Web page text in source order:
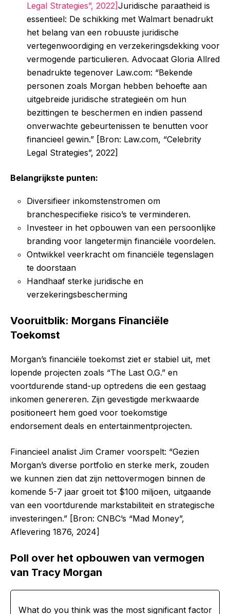
Legal Strategies”, 2022]Juridische paraatheid is
essentieel: De schikking met Walmart benadrukt
het belang van een robuuste juridische
vertegenwoordiging en verzekeringsdekking voor
vermogende particulieren. Advocaat Gloria Allred
benadrukte tegenover Law.com: “Bekende
personen zoals Morgan hebben behoefte aan
uitgebreide juridische strategieën om hun
bezittingen te beschermen en indien passend
onverwachte gebeurtenissen te benutten voor
financieel gewin.” [Bron: Law.com, “Celebrity
Legal Strategies”, 2022]
Belangrijkste punten:
Diversifieer inkomstenstromen om
branchespecifieke risico’s te verminderen.
Investeer in het opbouwen van een persoonlijke
branding voor langetermijn financiële voordelen.
Ontwikkel veerkracht om financiële tegenslagen
te doorstaan
Handhaaf sterke juridische en
verzekeringsbescherming
Vooruitblik: Morgans Financiële
Toekomst
Morgan’s financiële toekomst ziet er stabiel uit, met
lopende projecten zoals “The Last O.G.” en
voortdurende stand-up optredens die een gestaag
inkomen genereren. Zijn gevestigde merkwaarde
positioneert hem goed voor toekomstige
endorsement deals en entertainmentprojecten.
Financieel analist Jim Cramer voorspelt: “Gezien
Morgan’s diverse portfolio en sterke merk, zouden
we kunnen zien dat zijn nettovermogen binnen de
komende 5-7 jaar groeit tot $100 miljoen, uitgaande
van een voortdurende markstabiliteit en strategische
investeringen.” [Bron: CNBC’s “Mad Money”,
Aflevering 1876, 2024]
Poll over het opbouwen van vermogen
van Tracy Morgan
What do you think was the most significant factor